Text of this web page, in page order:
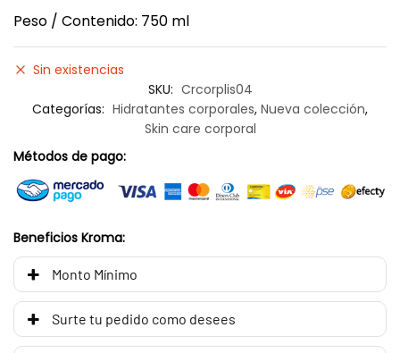
Peso / Contenido: 750 ml
Sin existencias
SKU: Crcorplis04
Categorías: Hidratantes corporales, Nueva colección,
Skin care corporal
Métodos de pago:
Beneficios Kroma:
Monto Mínimo
Surte tu pedido como desees